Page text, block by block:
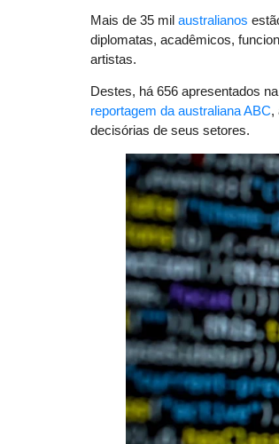
Mais de 35 mil australianos
diplomatas, acadêmicos,
artistas.
Destes, há 656 apresentados
reportagem da australiana ABC,
decisórias de seus setores.